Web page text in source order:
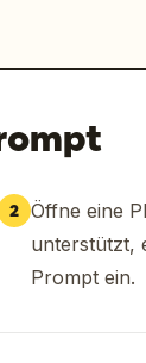
2 Öffne eine
unterstützt,
Prompt ein.